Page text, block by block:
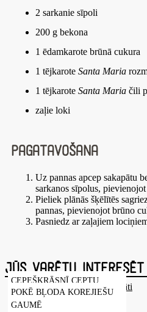
2 sarkanie sīpoli
200 g bekona
1 ēdamkarote brūnā cukura
1 tējkarote Santa Maria
1 tējkarote Santa Maria čili
zaļie loki
Pagatavošana
Uz pannas apcep sakapātu
sarkanos sīpolus,
Pieliek plānās šķēlītēs
pannas, pievienojot brūno
Pasniedz ar zaļajiem
Jūs varētu interesēt
CEPEŠKRĀSNĪ CEPTU
BIEŠU SALĀTI AR VISTAS
FILEJU UN KAZAS SIERU
POKĒ BĻODA KOREJIEŠU
GAUMĒ